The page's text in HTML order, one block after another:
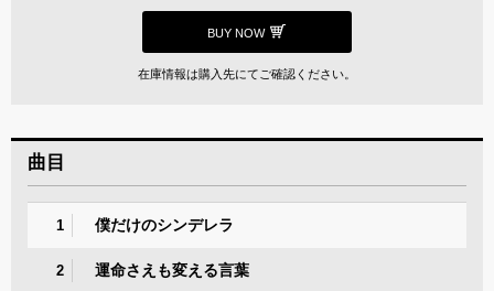
BUY NOW
在庫情報は購入先にてご確認ください。
曲目
1 僕だけのシンデレラ
2 運命さえも変える言葉